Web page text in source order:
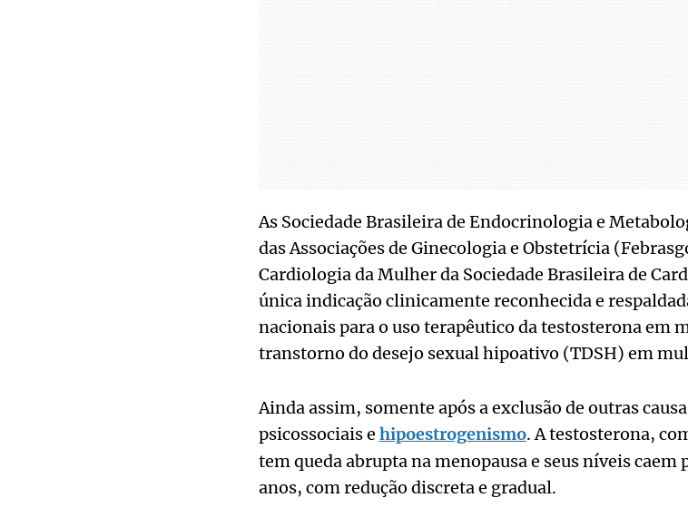
As Sociedade Brasileira de Endocrinologia e
das Associações de Ginecologia e Obstetrícia
Cardiologia da Mulher da Sociedade Brasileira de
única indicação clinicamente reconhecida e
nacionais para o uso terapêutico da testosterona em
transtorno do desejo sexual hipoativo (TDSH) em
Ainda assim, somente após a exclusão de outras
psicossociais e hipoestrogenismo. A testosterona,
tem queda abrupta na menopausa e seus níveis
anos, com redução discreta e gradual.